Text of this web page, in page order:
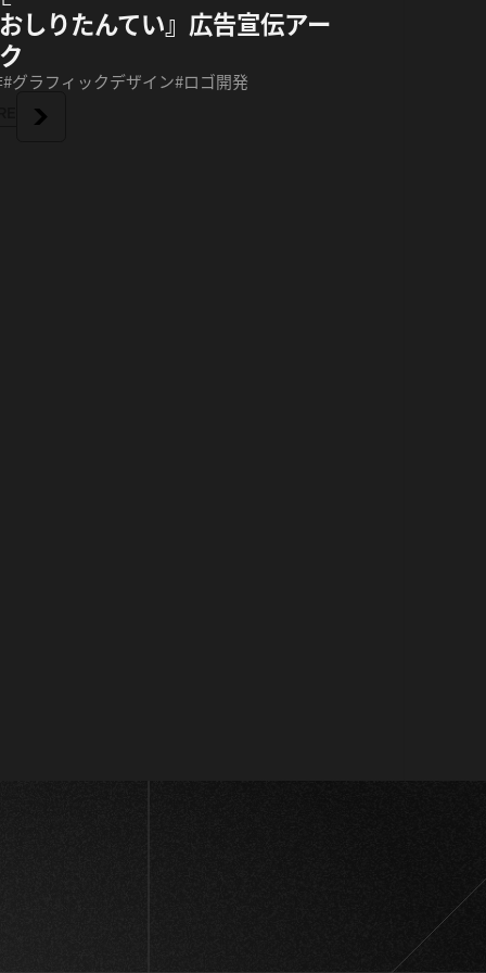
しりたんてい』広告宣伝アー
グラフィックデザイン ロゴ開発